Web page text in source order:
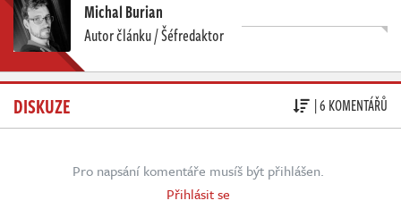
Michal Burian
Autor článku / Šéfredaktor
DISKUZE | 6 KOMENTÁŘŮ
Pro napsání komentáře musíš být přihlášen.
Přihlásit se